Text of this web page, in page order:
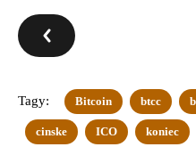
Tagy: Bitcoin btcc
cinske ICO koniec